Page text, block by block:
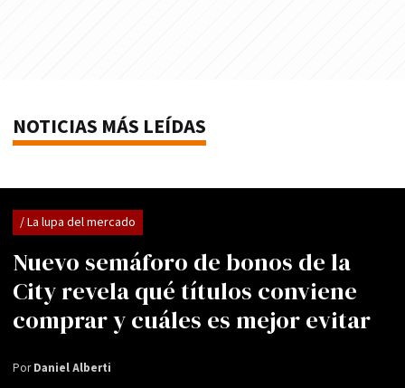
NOTICIAS MÁS LEÍDAS
Nuevo semáforo de bonos de la
City revela qué títulos conviene
comprar y cuáles es mejor evitar
/ La lupa del mercado
PorDaniel Alberti